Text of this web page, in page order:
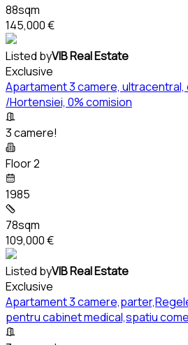
88sqm
145,000 €
Listed byVIB Real Estate
Exclusive
Apartament 3 camere, ultracentral,
/Hortensiei, 0% comision
3 camere!
Floor 2
1985
78sqm
109,000 €
Listed byVIB Real Estate
Exclusive
Apartament 3
pentru cabinet medical,spatiu